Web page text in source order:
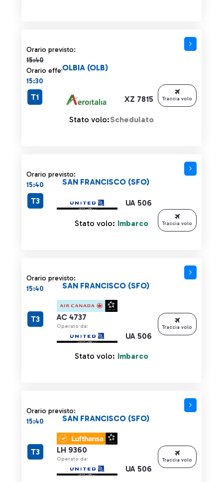
Orario previsto:
15:40
Orario previsto 15:40 barrato
Orario effettivo:
15:30
XZ 7815
OLBIA (OLB)
T1
Stato volo:Schedulato
Traccia volo
Orario previsto:
15:40
UA 506
SAN FRANCISCO (SFO)
T3
Stato volo: Imbarco Traccia volo
Orario previsto:
15:40
AC 4737
Operato da:
UA 506
SAN FRANCISCO (SFO)
T3
Stato volo: Imbarco
Traccia volo
Orario previsto:
15:40
LH 9360
Operato da:
UA 506
SAN FRANCISCO (SFO)
T3
Traccia volo